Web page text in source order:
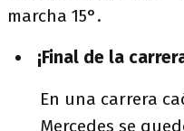
marcha 15°.
¡Final de la
En una carrera
Mercedes se